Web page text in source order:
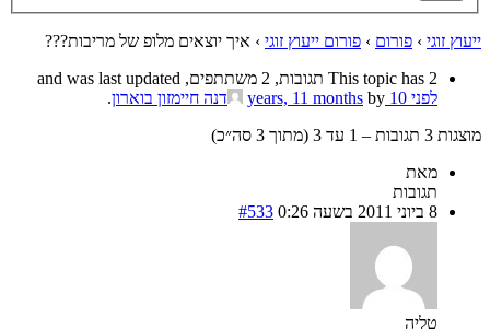
ייעוץ זוגי › פורום › פורום ייעוץ זוגי › איך יוצאים מלופ של מריבות???
This topic has 2 תגובות, 2 משתתפים, and was last updated
לפני 10 years, 11 months
by דנה חיימזון בוארון.
מוצגות 3 תגובות – 1 עד 3 (מתוך 3 סה״כ)
מאת
תגובות
8 ביוני 2011 בשעה 0:26
#533
טליה